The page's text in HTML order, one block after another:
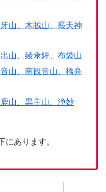
山、木賊山、霰天神
山、綾傘鉾、布袋山
山、南観音山、橋弁
山、黒主山、浄妙
にあります。